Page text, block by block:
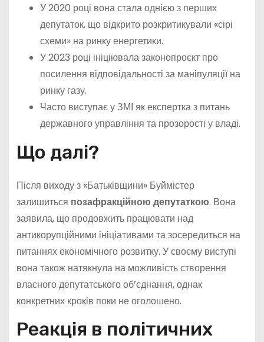
У 2020 році вона стала однією з перших
депутаток, що відкрито розкритикували «сірі
схеми» на ринку енергетики.
У 2023 році ініціювала законопроєкт про
посилення відповідальності за маніпуляції на
ринку газу.
Часто виступає у ЗМІ як експертка з питань
державного управління та прозорості у владі.
Що далі?
Після виходу з «Батьківщини» Буймістер
залишиться позафракційною депутаткою. Вона
заявила, що продовжить працювати над
антикорупційними ініціативами та зосередиться на
питаннях економічного розвитку. У своєму виступі
вона також натякнула на можливість створення
власного депутатського об’єднання, однак
конкретних кроків поки не оголошено.
Реакція в політичних